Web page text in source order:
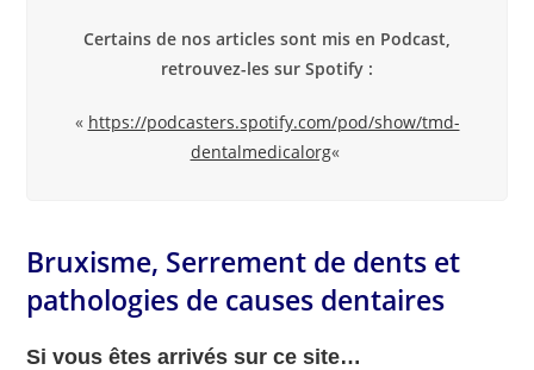
Certains de nos articles sont mis en Podcast,
retrouvez-les sur Spotify :
« https://podcasters.spotify.com/pod/show/tmd-
dentalmedicalorg«
Bruxisme, Serrement de dents et
pathologies de causes dentaires
Si vous êtes arrivés sur ce site…